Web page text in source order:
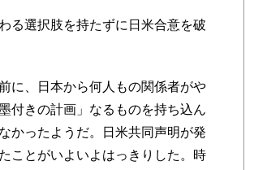
る選択肢を持たずに日米合意を破
に、日本から何人もの関係者がや
付きの計画」なるものを持ち込ん
かったようだ。日米共同声明が発
ことがいよいよはっきりした。時